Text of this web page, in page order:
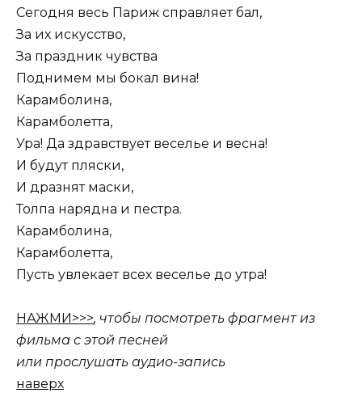
Сегодня весь Париж справляет бал,
За их искусство,
За праздник чувства
Поднимем мы бокал вина!
Карамболина,
Карамболетта,
Ура! Да здравствует веселье и весна!
И будут пляски,
И дразнят маски,
Толпа нарядна и пестра.
Карамболина,
Карамболетта,
Пусть увлекает всех веселье до утра!
НАЖМИ>>>, чтобы посмотреть фрагмент из
фильма с этой песней
или прослушать аудио-запись
наверх